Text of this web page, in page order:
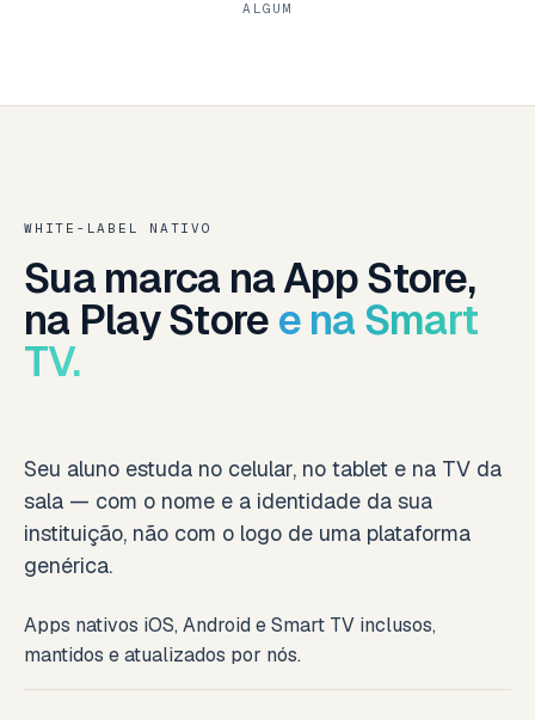
ALGUM
WHITE-LABEL NATIVO
Sua marca na App Store,
na Play Store e na Smart
TV.
Seu aluno estuda no celular, no tablet e na TV da
sala — com o nome e a identidade da sua
instituição, não com o logo de uma plataforma
genérica.
Apps nativos iOS, Android e Smart TV inclusos,
mantidos e atualizados por nós.